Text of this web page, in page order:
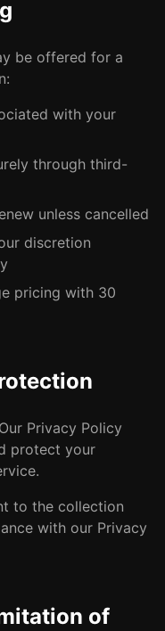
be offered for a
with your
through third-
unless cancelled
discretion
pricing with 30
Privacy Policy
protect your
to the collection
with our Privacy
of